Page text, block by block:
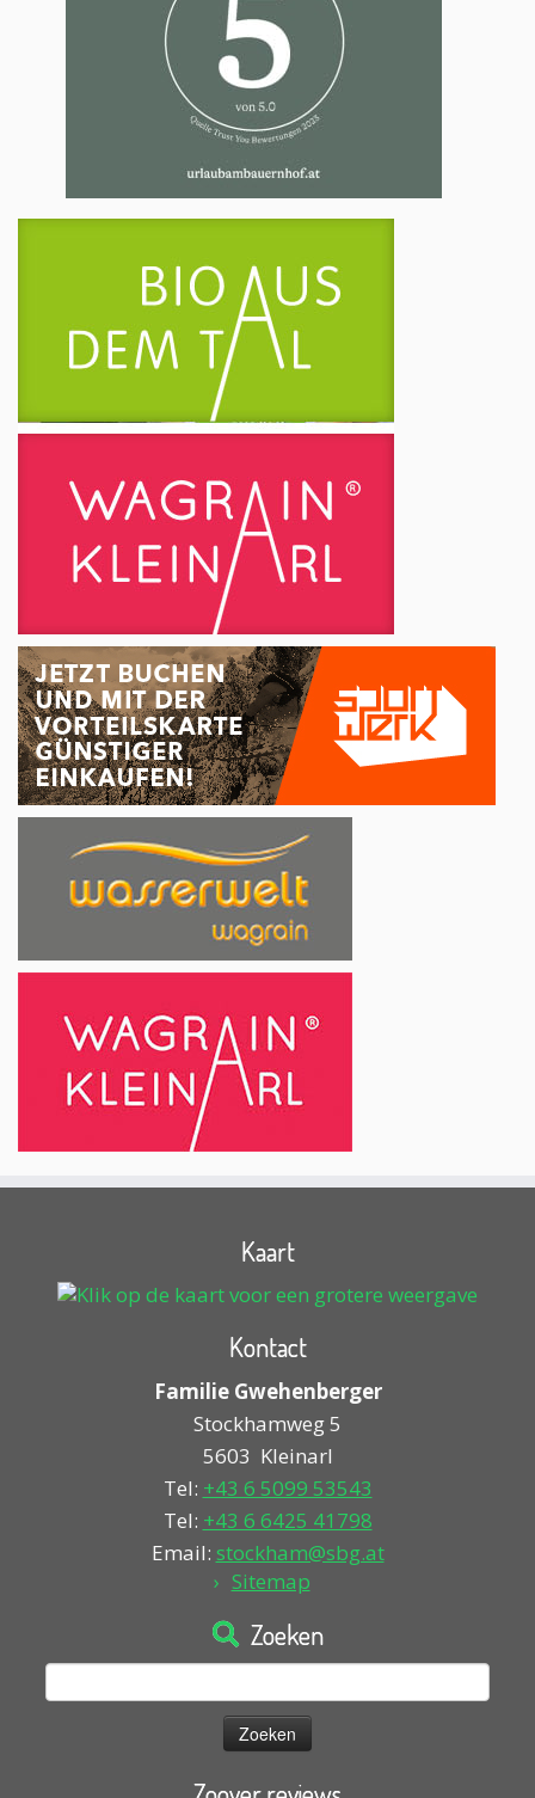
Kaart
Kontact
Familie Gwehenberger
Stockhamweg 5
5603 Kleinarl
Tel: +43 6 5099 53543
Tel: +43 6 6425 41798
Email: stockham@sbg.at
Sitemap
Zoeken